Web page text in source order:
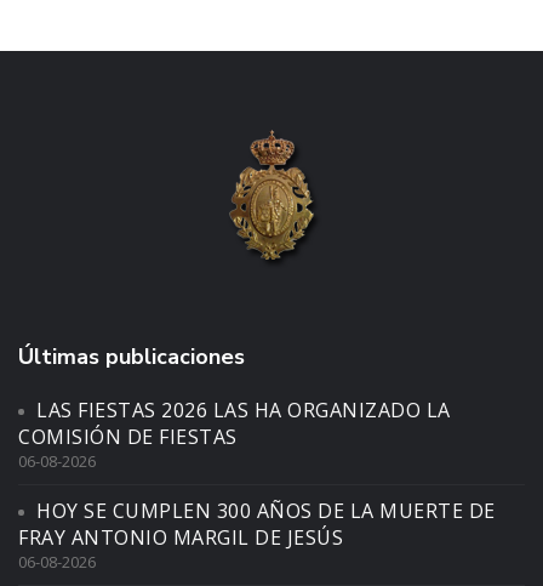
Últimas publicaciones
LAS FIESTAS 2026 LAS HA ORGANIZADO LA
COMISIÓN DE FIESTAS
06-08-2026
HOY SE CUMPLEN 300 AÑOS DE LA MUERTE DE
FRAY ANTONIO MARGIL DE JESÚS
06-08-2026